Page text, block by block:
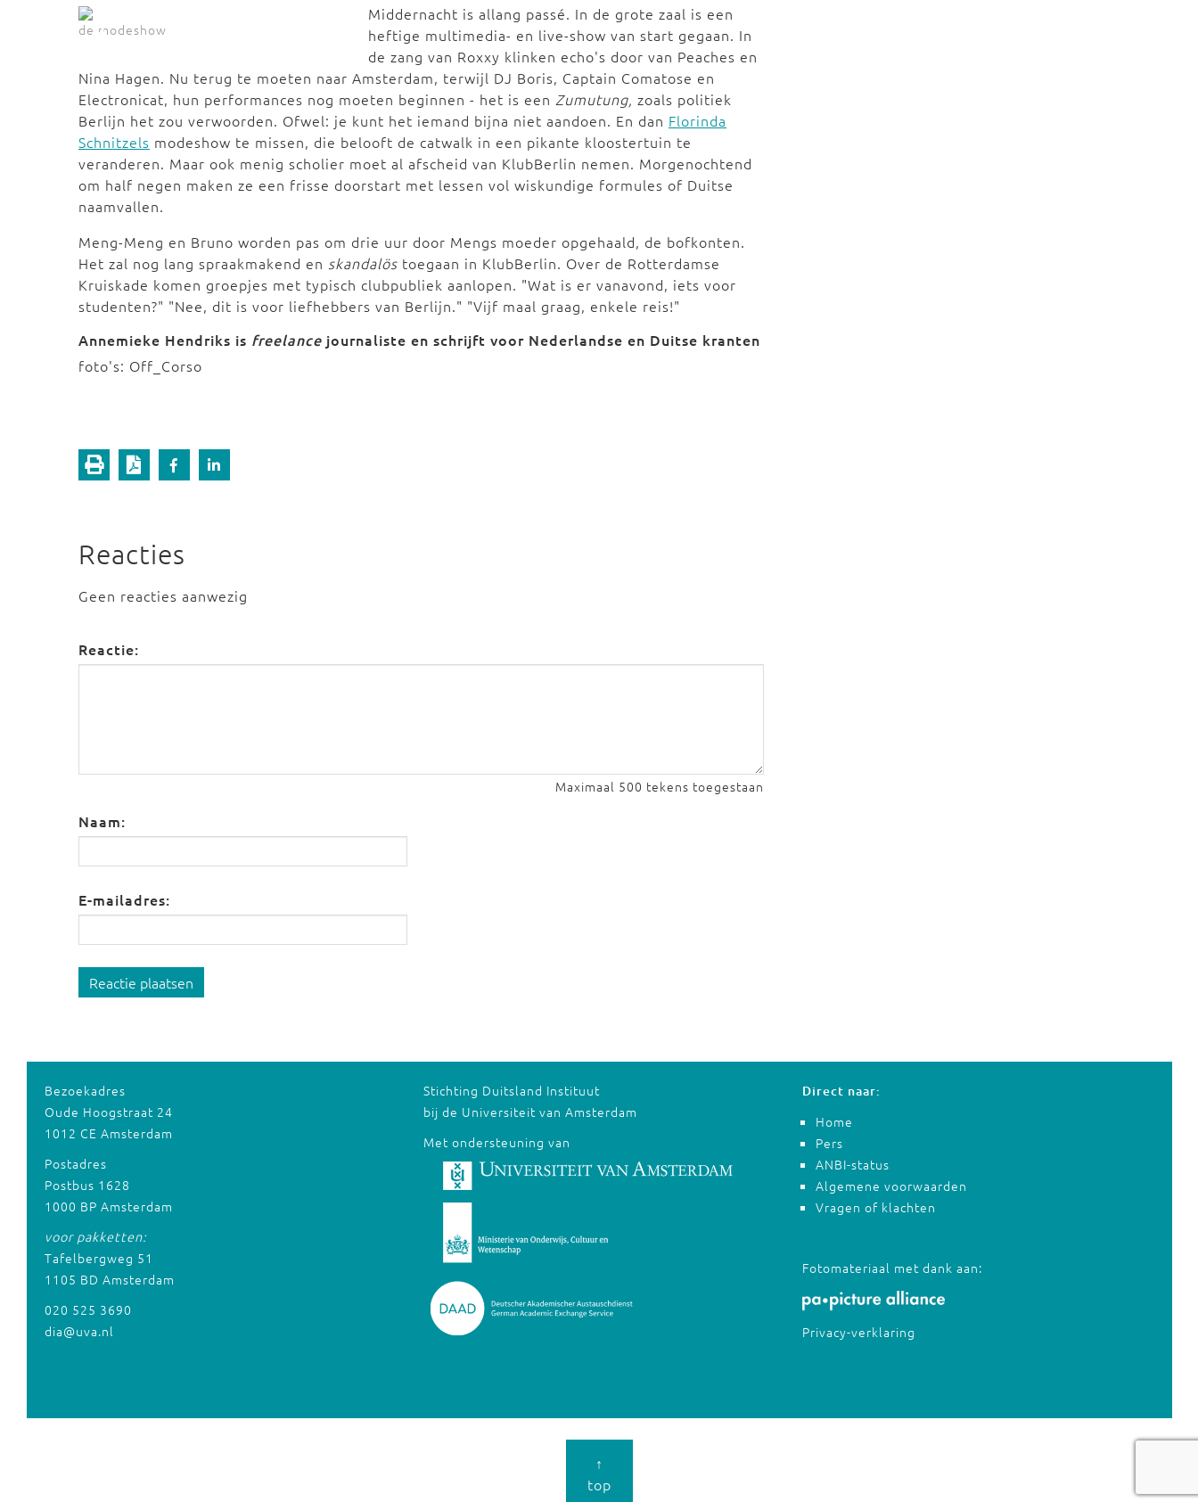
de modeshow
Middernacht is allang passé. In de grote zaal is een
heftige multimedia- en live-show van start gegaan. In
de zang van Roxxy klinken echo's door van Peaches en
Nina Hagen. Nu terug te moeten naar Amsterdam, terwijl DJ Boris, Captain Comatose en
Electronicat, hun performances nog moeten beginnen - het is een Zumutung, zoals politiek
Berlijn het zou verwoorden. Ofwel: je kunt het iemand bijna niet aandoen. En dan Florinda
Schnitzels modeshow te missen, die belooft de catwalk in een pikante kloostertuin te
veranderen. Maar ook menig scholier moet al afscheid van KlubBerlin nemen. Morgenochtend
om half negen maken ze een frisse doorstart met lessen vol wiskundige formules of Duitse
naamvallen.
Meng-Meng en Bruno worden pas om drie uur door Mengs moeder opgehaald, de bofkonten.
Het zal nog lang spraakmakend en skandalös toegaan in KlubBerlin. Over de Rotterdamse
Kruiskade komen groepjes met typisch clubpubliek aanlopen. "Wat is er vanavond, iets voor
studenten?" "Nee, dit is voor liefhebbers van Berlijn." "Vijf maal graag, enkele reis!"
Annemieke Hendriks is freelance journaliste en schrijft voor Nederlandse en Duitse kranten
foto's: Off_Corso
Reacties
Geen reacties aanwezig
Reactie:
Maximaal 500 tekens toegestaan
Naam:
E-mailadres:
Reactie plaatsen
Bezoekadres
Oude Hoogstraat 24
1012 CE Amsterdam
Postadres
Postbus 1628
1000 BP Amsterdam
voor pakketten:
Tafelbergweg 51
1105 BD Amsterdam
020 525 3690
dia@uva.nl
Stichting Duitsland Instituut
bij de Universiteit van Amsterdam
Met ondersteuning van
Direct naar:
Home
Pers
ANBI-status
Algemene voorwaarden
Vragen of klachten
Fotomateriaal met dank aan:
Privacy-verklaring
↑
top